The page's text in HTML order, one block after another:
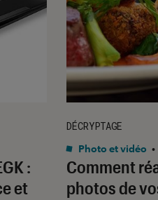
:
et
Comment
photos de
DÉCRYPTAGE
Photo et vidéo •